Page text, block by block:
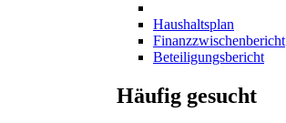
Haushaltsplan
Finanzzwischenbericht
Beteiligungsbericht
Häufig gesucht